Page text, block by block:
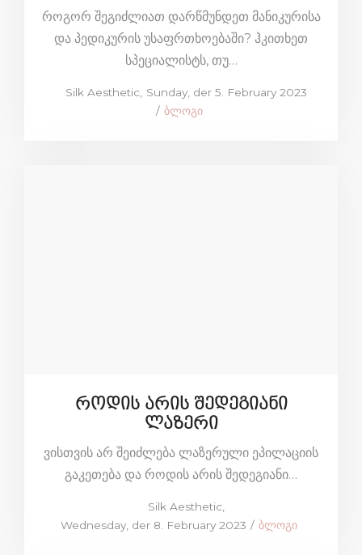
როგორ შეგიძლიათ დარწმუნდეთ მანიკურისა
და პედიკურის უსაფრთხოებაში? ჰკითხეთ
სპეციალისტს, თუ…
Silk Aesthetic Posted
on
Sunday, der 5. February 2023
Posted
ბლოგი
როდის არის შედეგიანი
ლაზერი
ვისთვის არ შეიძლება ლაზერული ეპილაციის
გაკეთება და როდის არის შედეგიანი…
Silk Aesthetic
Posted
Wednesday, der 8. February 2023
Posted
ბლოგი